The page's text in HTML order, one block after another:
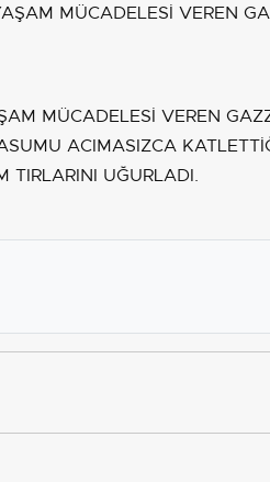
MÜCADELESİ VEREN
ACIMASIZCA
TIRLARINI UĞURLADI.